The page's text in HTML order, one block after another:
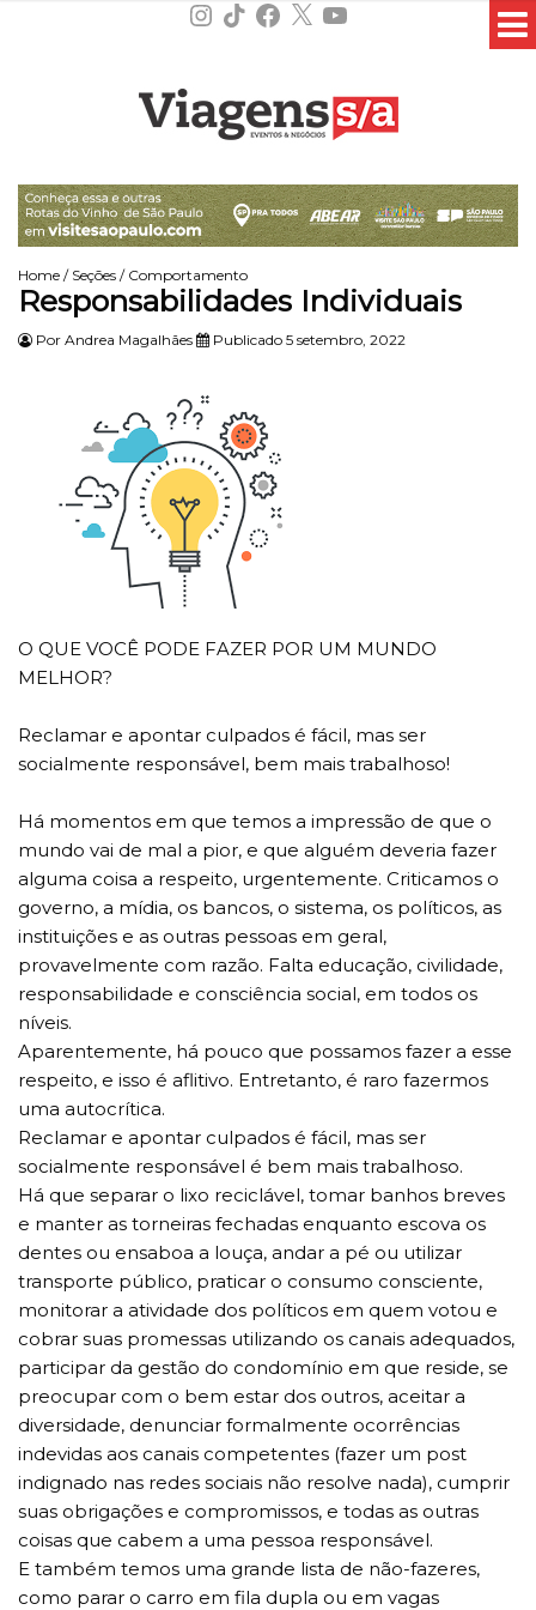
Instagram
TikTokFacebook
X YouTube
Home / Seções / Comportamento
Responsabilidades Individuais
Por Andrea Magalhães Publicado 5 setembro, 2022
O QUE VOCÊ PODE FAZER POR UM MUNDO
MELHOR?
Reclamar e apontar culpados é fácil, mas ser
socialmente responsável, bem mais trabalhoso!
Há momentos em que temos a impressão de que o
mundo vai de mal a pior, e que alguém deveria fazer
alguma coisa a respeito, urgentemente. Criticamos o
governo, a mídia, os bancos, o sistema, os políticos, as
instituições e as outras pessoas em geral,
provavelmente com razão. Falta educação, civilidade,
responsabilidade e consciência social, em todos os
níveis.
Aparentemente, há pouco que possamos fazer a esse
respeito, e isso é aflitivo. Entretanto, é raro fazermos
uma autocrítica.
Reclamar e apontar culpados é fácil, mas ser
socialmente responsável é bem mais trabalhoso.
Há que separar o lixo reciclável, tomar banhos breves
e manter as torneiras fechadas enquanto escova os
dentes ou ensaboa a louça, andar a pé ou utilizar
transporte público, praticar o consumo consciente,
monitorar a atividade dos políticos em quem votou e
cobrar suas promessas utilizando os canais adequados,
participar da gestão do condomínio em que reside, se
preocupar com o bem estar dos outros, aceitar a
diversidade, denunciar formalmente ocorrências
indevidas aos canais competentes (fazer um post
indignado nas redes sociais não resolve nada), cumprir
suas obrigações e compromissos, e todas as outras
coisas que cabem a uma pessoa responsável.
E também temos uma grande lista de não-fazeres,
como parar o carro em fila dupla ou em vagas